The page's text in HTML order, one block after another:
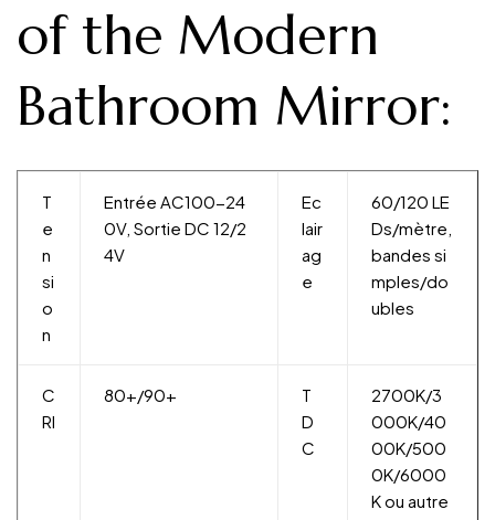
of the Modern
Bathroom Mirror:
T
e
n
si
o
n
Entrée AC100-24
0V, Sortie DC 12/2
4V
Ec
lair
ag
e
60/120 LE
Ds/mètre,
bandes si
mples/do
ubles
C
RI
80+/90+
T
D
C
2700K/3
000K/40
00K/500
0K/6000
K ou autre